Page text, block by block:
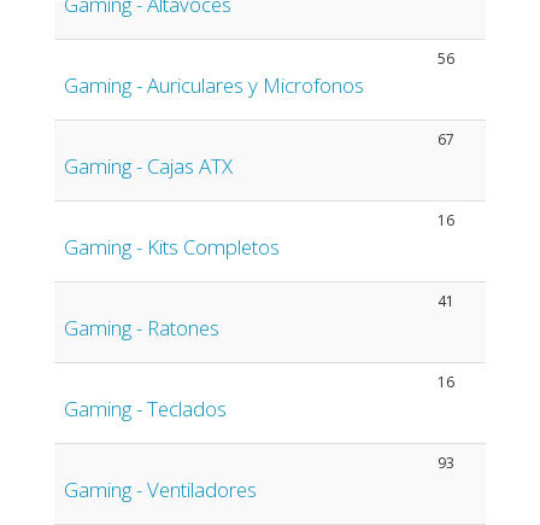
Gaming - Auriculares y Microfonos
56
Gaming - Cajas ATX
67
Gaming - Kits Completos
16
Gaming - Ratones
41
Gaming - Teclados
16
Gaming - Ventiladores
93